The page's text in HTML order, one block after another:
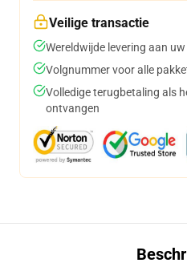
Veilige transactie
Wereldwijde levering aan
Volgnummer voor alle
Volledige terugbetaling als
ontvangen